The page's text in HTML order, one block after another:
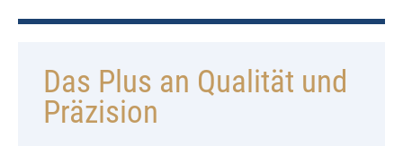
Das Plus an Qualität und
Präzision